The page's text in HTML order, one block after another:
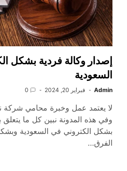
إصدار وكالة فردية بشكل
السعودية
Admin فبراير 20, 2024 0
لا يعتمد عمل وخبرة محامي شركة
وفي هذه المدونة نبين كل ما يتعلق
بشكل الكتروني في السعودية
الفرق…